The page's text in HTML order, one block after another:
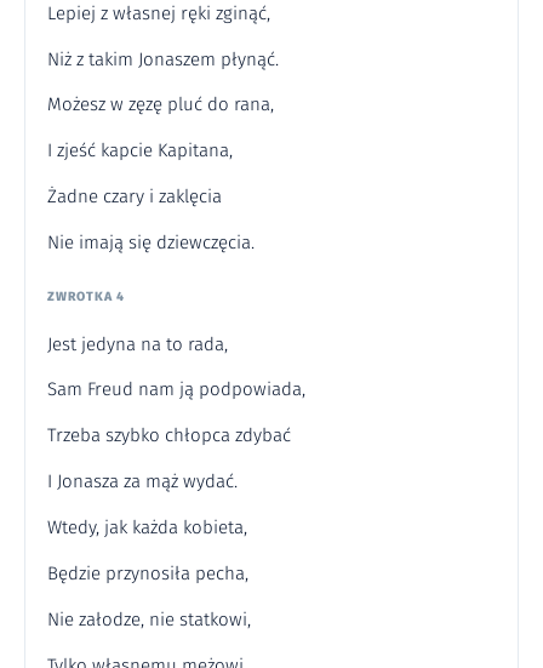
Lepiej z własnej ręki zginąć,
Niż z takim Jonaszem płynąć.
Możesz w zęzę pluć do rana,
I zjeść kapcie Kapitana,
Żadne czary i zaklęcia
Nie imają się dziewczęcia.
ZWROTKA 4
Jest jedyna na to rada,
Sam Freud nam ją podpowiada,
Trzeba szybko chłopca zdybać
I Jonasza za mąż wydać.
Wtedy, jak każda kobieta,
Będzie przynosiła pecha,
Nie załodze, nie statkowi,